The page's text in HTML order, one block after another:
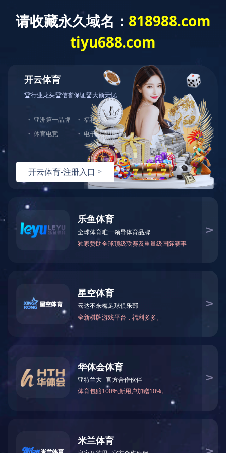
搜索
现货销售 库存齐全 全面满足客户的任何需求
世界杯竞猜（中国）官方网站 真空出料泵